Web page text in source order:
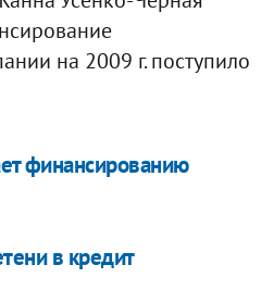
на 2009 г. поступило
финансированию
в кредит